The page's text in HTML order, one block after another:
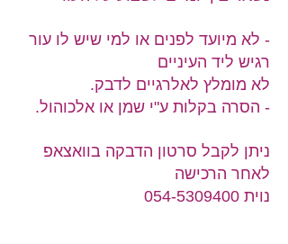
- לא מיועד לפנים או למי שיש לו עור
רגיש ליד העיניים
לא מומלץ לאלרגיים לדבק.
- הסרה בקלות ע"י שמן או אלכוהול.
ניתן לקבל סרטון הדבקה בוואצאפ
לאחר הרכישה
נוית 054-5309400